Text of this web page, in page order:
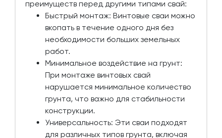
преимуществ перед другими типами свай:
Быстрый монтаж: Винтовые сваи можно
вкопать в течение одного дня без
необходимости больших земельных
работ.
Минимальное воздействие на грунт:
При монтаже винтовых свай
нарушается минимальное количество
грунта, что важно для стабильности
конструкции.
Универсальность: Эти сваи подходят
для различных типов грунта, включая